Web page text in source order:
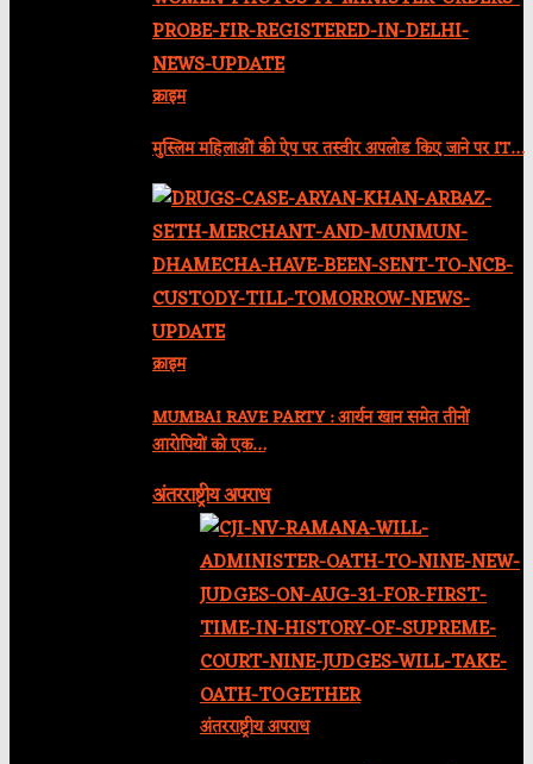
क्राइम
मुस्लिम महिलाओं की ऐप पर तस्वीर अपलोड किए जाने पर IT…
क्राइम
MUMBAI RAVE PARTY : आर्यन खान समेत तीनों
आरोपियों को एक…
अंतरराष्ट्रीय अपराध
अंतरराष्ट्रीय अपराध